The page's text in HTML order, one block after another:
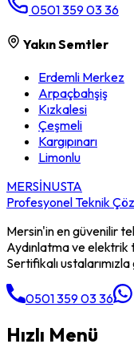
0501 359 03 36
Yakın Semtler
Erdemli Merkez
Arpaçbahşiş
Kızkalesi
Çeşmeli
Kargıpınarı
Limonlu
MERSİNUSTA
Profesyonel Teknik
Mersin'in en güvenilir
Aydınlatma ve elektrik
Sertifikalı
0501 359 03 36
Hızlı Menü